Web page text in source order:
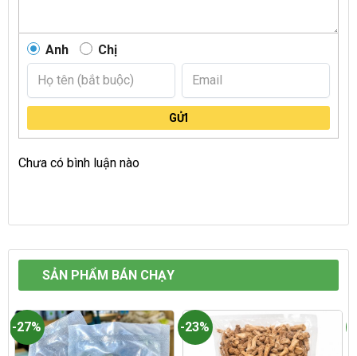
Anh Chị
GỬI
Chưa có bình luận nào
SẢN PHẨM BÁN CHẠY
-27% -23%